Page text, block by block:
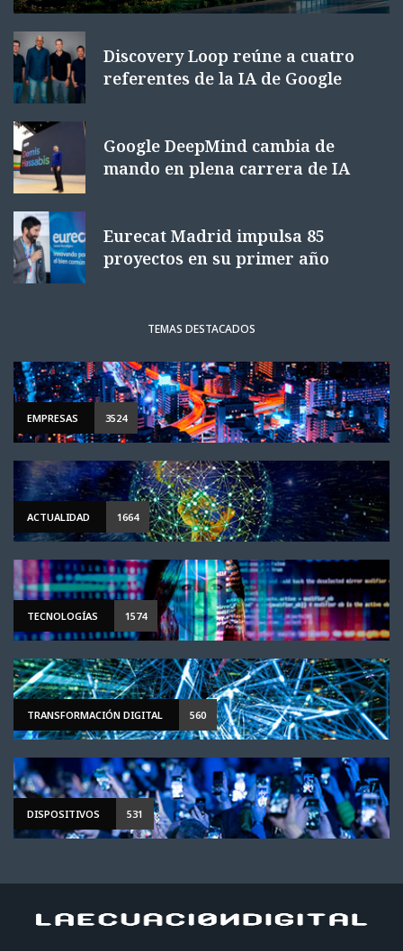
Discovery Loop reúne a cuatro
referentes de la IA de Google
Google DeepMind cambia de
mando en plena carrera de IA
Eurecat Madrid impulsa 85
proyectos en su primer año
TEMAS DESTACADOS
EMPRESAS 3524
ACTUALIDAD 1664
TECNOLOGÍAS 1574
TRANSFORMACIÓN DIGITAL 560
DISPOSITIVOS 531